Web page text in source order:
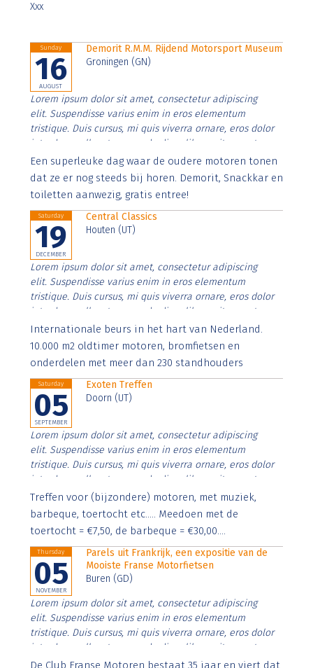
Xxx
Sunday
16
AUGUST
Demorit R.M.M. Rijdend Motorsport Museum
Groningen (GN)
Lorem ipsum dolor sit amet, consectetur adipiscing
elit. Suspendisse varius enim in eros elementum
tristique. Duis cursus, mi quis viverra ornare, eros dolor
interdum nulla, ut commodo diam libero vitae erat.
Aenean faucibus nibh et justo cursus id rutrum lorem
imperdiet. Nunc ut sem vitae risus tristique posuere.
Een superleuke dag waar de oudere motoren tonen
dat ze er nog steeds bij horen. Demorit, Snackkar en
toiletten aanwezig, gratis entree!
Saturday
19
DECEMBER
Central Classics
Houten (UT)
Lorem ipsum dolor sit amet, consectetur adipiscing
elit. Suspendisse varius enim in eros elementum
tristique. Duis cursus, mi quis viverra ornare, eros dolor
interdum nulla, ut commodo diam libero vitae erat.
Aenean faucibus nibh et justo cursus id rutrum lorem
imperdiet. Nunc ut sem vitae risus tristique posuere.
Internationale beurs in het hart van Nederland.
10.000 m2 oldtimer motoren, bromfietsen en
onderdelen met meer dan 230 standhouders
Saturday
05
SEPTEMBER
Exoten Treffen
Doorn (UT)
Lorem ipsum dolor sit amet, consectetur adipiscing
elit. Suspendisse varius enim in eros elementum
tristique. Duis cursus, mi quis viverra ornare, eros dolor
interdum nulla, ut commodo diam libero vitae erat.
Aenean faucibus nibh et justo cursus id rutrum lorem
imperdiet. Nunc ut sem vitae risus tristique posuere.
Treffen voor (bijzondere) motoren, met muziek,
barbeque, toertocht etc..... Meedoen met de
toertocht = €7,50, de barbeque = €30,00....
Thursday
05
NOVEMBER
Parels uit Frankrijk, een expositie van de
Mooiste Franse Motorfietsen
Buren (GD)
Lorem ipsum dolor sit amet, consectetur adipiscing
elit. Suspendisse varius enim in eros elementum
tristique. Duis cursus, mi quis viverra ornare, eros dolor
interdum nulla, ut commodo diam libero vitae erat.
Aenean faucibus nibh et justo cursus id rutrum lorem
De Club Franse Motoren bestaat 35 jaar en viert dat